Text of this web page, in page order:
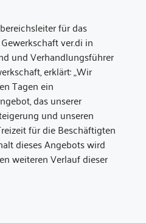
für das
ver.di in
und Verhandlungsführer
erklärt: „Wir
Tagen ein
das unserer
und unseren
für die Beschäftigten
dieses Angebots wird
weiteren Verlauf dieser